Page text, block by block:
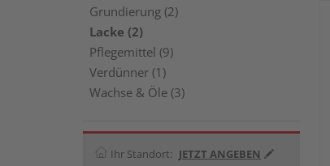
Grundierung (2)
Lacke (2)
Pflegemittel (9)
Verdünner (1)
Wachse & Öle (3)
Ihr Standort: JETZT ANGEBEN